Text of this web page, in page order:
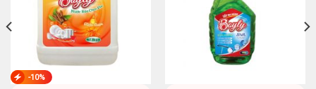
-10%